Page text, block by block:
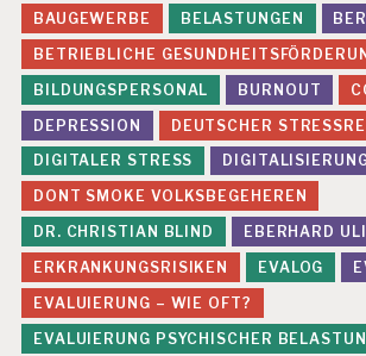
N
S
T
A
N
D
S
T
A
G
E
P
E
R
S
BAUGEWERBE
BELASTUNGEN
BETRIEBLICHE
BILDUNGSPERSONAL
BURNOUT
DEPRESSION
DEUTSCHER
DIGITALER STRESS
DONT SMOKE VOLKSBEGEHEREN
DR. CHRISTIAN BLIND
EBERHARD
ERKRANKUNGSRISIKEN
EVALOG
EVALUIERUNG – WIE OFT?
EVALUIERUNG PSYCHISCHER